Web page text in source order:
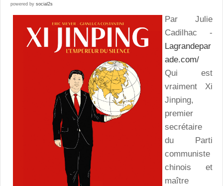
powered by social2s
Par Julie
Cadilhac -
Lagrandepar
ade.com/
Qui est
vraiment Xi
Jinping,
premier
secrétaire
du Parti
communiste
chinois et
maître